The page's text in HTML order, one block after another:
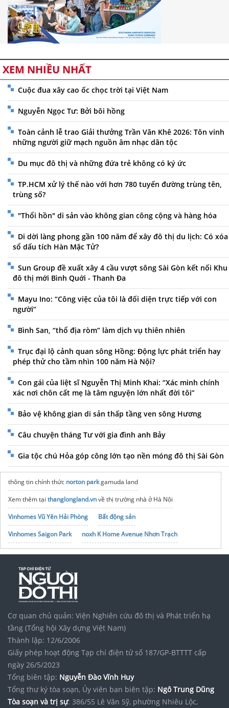
XEM NHIỀU NHẤT
Cuộc đua xây cao ốc chọc trời tại Việt Nam
Nguyễn Ngọc Tư: Bởi bôi hồng
Toàn cảnh lễ trao Giải thưởng Trần Văn Khê 2026: Tôn vinh
những người giữ mạch nguồn âm nhạc dân tộc
Du mục đô thị và những đứa trẻ không có ký ức
TP.HCM xử lý thế nào với hơn 780 tuyến đường trùng tên,
trùng số?
"Thổi hồn" di sản vào không gian công cộng và hàng hóa
Di dời làng phong gần 100 năm để xây đô thị du lịch: Có xóa
sổ dấu tích Hàn Mặc Tử?
Sun Group đề xuất xây 4 cầu vượt sông Sài Gòn kết nối Khu
đô thị mới Bình Quới - Thanh Đa
Mayu Ino: “Công việc của tôi là đối diện trực tiếp với con
người”
Bình San, “thổ địa ròm” làm dịch vụ thiên nhiên
Trục đại lộ cảnh quan sông Hồng: Động lực phát triển hay
phép thử cho tầm nhìn 100 năm Hà Nội?
Con gái của liệt sĩ Nguyễn Thị Minh Khai: “Xác minh chính
xác nơi chôn cất mẹ là tâm nguyện lớn nhất đời tôi”
Bảo vệ không gian di sản thấp tầng ven sông Hương
Câu chuyện tháng Tư với gia đình anh Bảy
Gia tộc chú Hỏa góp công lớn tạo nền móng đô thị Sài Gòn
thông tin chính thức norton parkgamuda land
Xem thêm tại thanglongland.vnvề thị trường nhà ở Hà Nội
Vinhomes Vũ Yên Hải Phòng
Bất động sản
Vinhomes Saigon Park
noxh K Home Avenue Nhơn Trạch
Tập đoàn Bcons Group
giá vàng giao thủy hôm nay
Cơ quan chủ quản: Viện Nghiên cứu đô thị và Phát triển hạ
tầng (Tổng hội Xây dựng Việt Nam)
Thành lập: 12/6/2006
Giấy phép hoạt động Tạp chí điện tử số 187/GP-BTTTT cấp
ngày 26/5/2023
Tổng biên tập: Nguyễn Đào Vĩnh Huy
Tổng thư ký tòa soạn, Ủy viên ban biên tập: Ngô Trung Dũng
Tòa soạn và trị sự: 386/55 Lê Văn Sỹ, phường Nhiêu Lộc,